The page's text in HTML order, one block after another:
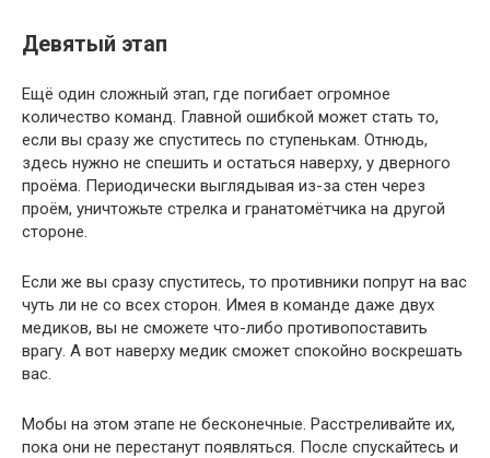
Девятый этап
Ещё один сложный этап, где погибает огромное
количество команд. Главной ошибкой может стать то,
если вы сразу же спуститесь по ступенькам. Отнюдь,
здесь нужно не спешить и остаться наверху, у дверного
проёма. Периодически выглядывая из-за стен через
проём, уничтожьте стрелка и гранатомётчика на другой
стороне.
Если же вы сразу спуститесь, то противники попрут на вас
чуть ли не со всех сторон. Имея в команде даже двух
медиков, вы не сможете что-либо противопоставить
врагу. А вот наверху медик сможет спокойно воскрешать
вас.
Мобы на этом этапе не бесконечные. Расстреливайте их,
пока они не перестанут появляться. После спускайтесь и